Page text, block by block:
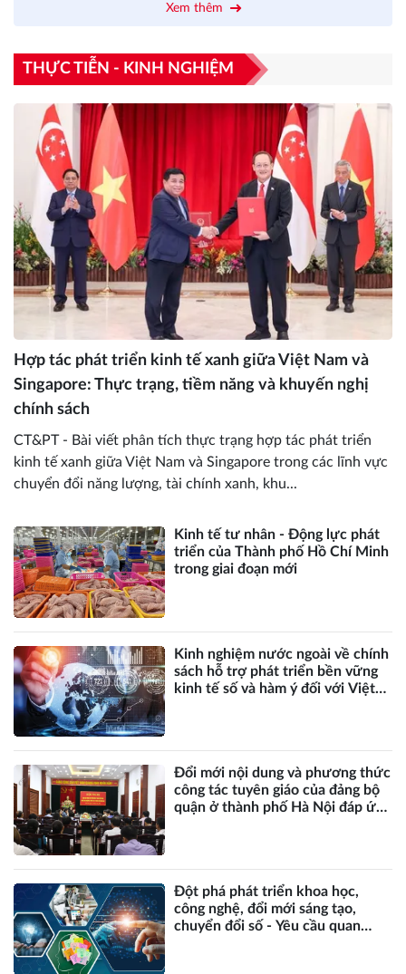
Xem thêm
THỰC TIỄN - KINH NGHIỆM
Hợp tác phát triển kinh tế xanh giữa Việt Nam và
Singapore: Thực trạng, tiềm năng và khuyến nghị
chính sách
CT&PT - Bài viết phân tích thực trạng hợp tác phát triển
kinh tế xanh giữa Việt Nam và Singapore trong các lĩnh vực
chuyển đổi năng lượng, tài chính xanh, khu...
Kinh tế tư nhân - Động lực phát
triển của Thành phố Hồ Chí Minh
trong giai đoạn mới
Kinh nghiệm nước ngoài về chính
sách hỗ trợ phát triển bền vững
kinh tế số và hàm ý đối với Việt
Đổi mới nội dung và phương thức
công tác tuyên giáo của đảng bộ
quận ở thành phố Hà Nội đáp ứng
Đột phá phát triển khoa học,
công nghệ, đổi mới sáng tạo,
chuyển đổi số - Yêu cầu quan